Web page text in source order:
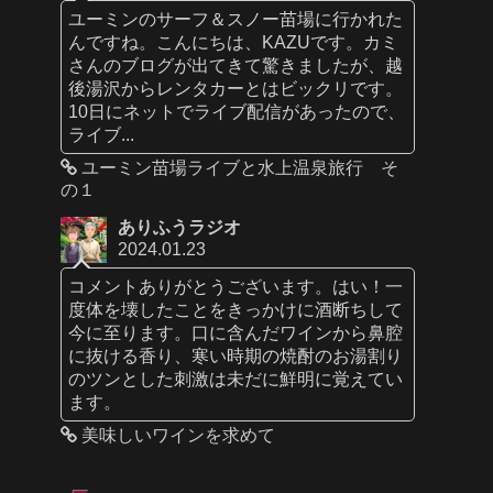
ユーミンのサーフ＆スノー苗場に行かれた
んですね。こんにちは、KAZUです。カミ
さんのブログが出てきて驚きましたが、越
後湯沢からレンタカーとはビックリです。
10日にネットでライブ配信があったので、
ライブ...
ユーミン苗場ライブと水上温泉旅行 そ
の１
ありふうラジオ
2024.01.23
コメントありがとうございます。はい！一
度体を壊したことをきっかけに酒断ちして
今に至ります。口に含んだワインから鼻腔
に抜ける香り、寒い時期の焼酎のお湯割り
のツンとした刺激は未だに鮮明に覚えてい
ます。
美味しいワインを求めて